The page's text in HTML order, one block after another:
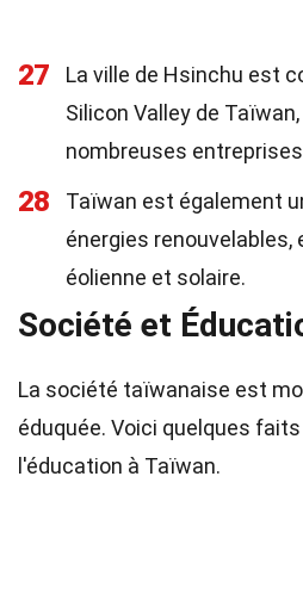
27
La ville de Hsinchu est
Silicon Valley de
nombreuses
28
Taïwan est également
énergies renouvelables,
éolienne et solaire.
Société et
La société taïwanaise est
éduquée. Voici quelques
l'éducation à Taïwan.